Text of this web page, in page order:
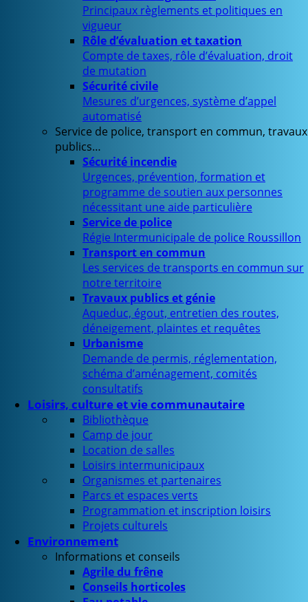
Principaux règlements et politiques en
vigueur
Rôle d’évaluation et taxation
Compte de taxes, rôle d’évaluation, droit
de mutation
Sécurité civile
Mesures d’urgences, système d’appel
automatisé
Service de police, transport en commun, travaux
publics…
Sécurité incendie
Urgences, prévention, formation et
programme de soutien aux personnes
nécessitant une aide particulière
Service de police
Régie Intermunicipale de police Roussillon
Transport en commun
Les services de transports en commun sur
notre territoire
Travaux publics et génie
Aqueduc, égout, entretien des routes,
déneigement, plaintes et requêtes
Urbanisme
Demande de permis, réglementation,
schéma d’aménagement, comités
consultatifs
Loisirs, culture et vie communautaire
Bibliothèque
Camp de jour
Location de salles
Loisirs intermunicipaux
Organismes et partenaires
Parcs et espaces verts
Programmation et inscription loisirs
Projets culturels
Environnement
Informations et conseils
Agrile du frêne
Conseils horticoles